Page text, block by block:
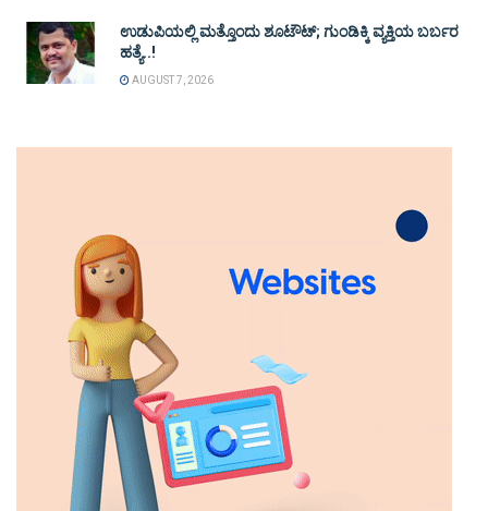
ಉಡುಪಿಯಲ್ಲಿ ಮತ್ತೊಂದು ಶೂಟೌಟ್‌; ಗುಂಡಿಕ್ಕಿ ವ್ಯಕ್ತಿಯ ಬರ್ಬರ
ಹತ್ಯೆ..!
AUGUST 7, 2026